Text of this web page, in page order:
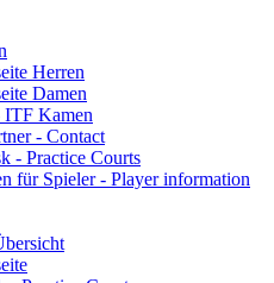
Herren
Damen
ITF Kamen
- Contact
- Practice Courts
für Spieler - Player information